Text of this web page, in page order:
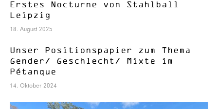
Erstes Nocturne von Stahlball
Leipzig
18. August 2025
Unser Positionspapier zum Thema
Gender/ Geschlecht/ Mixte im
Pétanque
14. Oktober 2024